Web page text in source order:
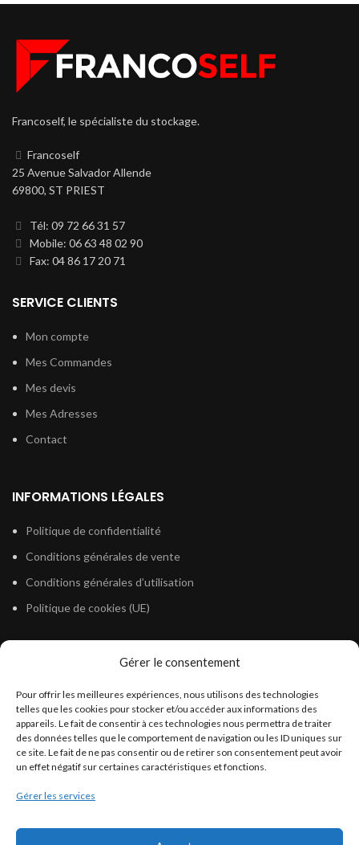
Gérer le consentement
Pour offrir les meilleures expériences, nous utilisons des technologies
telles que les cookies pour stocker et/ou accéder aux informations des
appareils. Le fait de consentir à ces technologies nous permettra de traiter
des données telles que le comportement de navigation ou les ID uniques sur
ce site. Le fait de ne pas consentir ou de retirer son consentement peut avoir
un effet négatif sur certaines caractéristiques et fonctions.
Gérer les services
Francoself, le spécialiste du stockage.
Francoself
25 Avenue Salvador Allende
69800, ST PRIEST
Tél: 09 72 66 31 57
Mobile: 06 63 48 02 90
Fax: 04 86 17 20 71
SERVICE CLIENTS
Mon compte
Mes Commandes
Mes devis
Mes Adresses
Contact
INFORMATIONS LÉGALES
Politique de confidentialité
Conditions générales de vente
Conditions générales d’utilisation
Politique de cookies (UE)
Législation Gasoil Fioul GNR
Législation Essence
Législation Adblue
Législation Eau
Législation Lubrifiant
Législation Phytosanitaire